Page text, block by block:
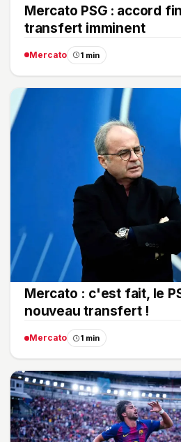
Mercato PSG : accord
transfert imminent
Mercato 1 min
Mercato : c'est fait, le
nouveau transfert !
Mercato 1 min